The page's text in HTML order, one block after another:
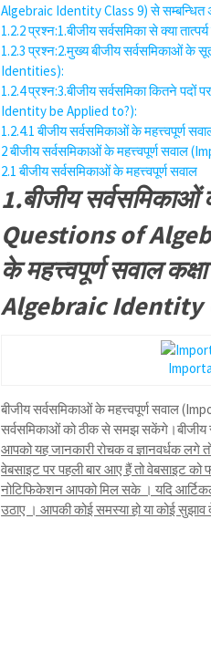
Algebraic Identity Class 9) से सम्बन्धित
1.2.2प्रश्न:1.बीजीय सर्वसमिका से क्या
1.2.3 प्रश्न:2.मुख्य बीजीय सर्वसमिकाओं के
Identities):
1.2.4प्रश्न:3.बीजीय सर्वसमिका कितने
Identity be Applied to?):
1.2.4.1 बीजीय सर्वसमिकाओं के महत्त्वपूर्ण
2बीजीय सर्वसमिकाओं के महत्त्वपूर्ण
2.1 बीजीय सर्वसमिकाओं के महत्त्वपूर्ण सवाल
1.बीजीय
Questions of
के महत्त्वपूर्ण सवाल
Algebraic Identity
बीजीय सर्वसमिकाओं के महत्त्वपूर्ण सवाल
सर्वसमिकाओं को ठीक से समझ सकेंगे।बीजीय
आपको यह जानकारी रोचक व ज्ञानवर्धक
वेबसाइट पर पहली बार आए हैं तो वेबसाइट
नोटिफिकेशन आपको मिल सके । यदि
उठाए । आपकी कोई समस्या हो या कोई